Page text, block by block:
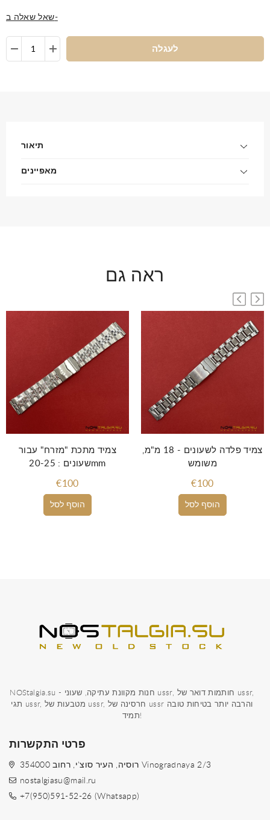
שאל שאלה ב-
לעגלה
תיאור
מאפיינים
ראה גם
הוסף לסל
צמיד מתכת "מזרח" עבור
שעונים : 20-25mm
€100
הוסף לסל
צמיד פלדה לשעונים - 18 מ"מ,
משומש
€100
NOStalgia.su - חנות מקוונת עתיקה, שעוני ussr, חותמות דואר של ussr,
תגי ussr, מטבעות של ussr, חרסינה של ussr והרבה יותר בטיחות טובה
תמיד!
פרטי התקשרות
354000 רוסיה, העיר סוצ'י, רחוב Vinogradnaya 2/3
nostalgiasu@mail.ru
+7(950)591-52-26 (Whatsapp)